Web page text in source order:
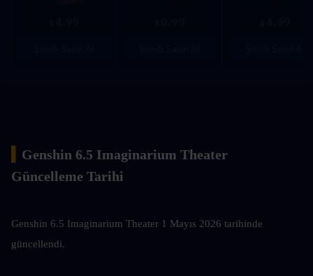
Genshin 6.5 Imaginarium Theater
Güncelleme Tarihi
Genshin 6.5 Imaginarium Theater 1 Mayıs 2026 tarihinde
güncellendi.